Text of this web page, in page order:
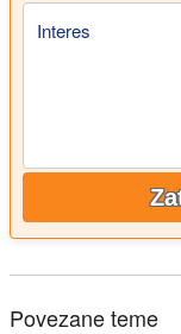
Interes
Povezane teme